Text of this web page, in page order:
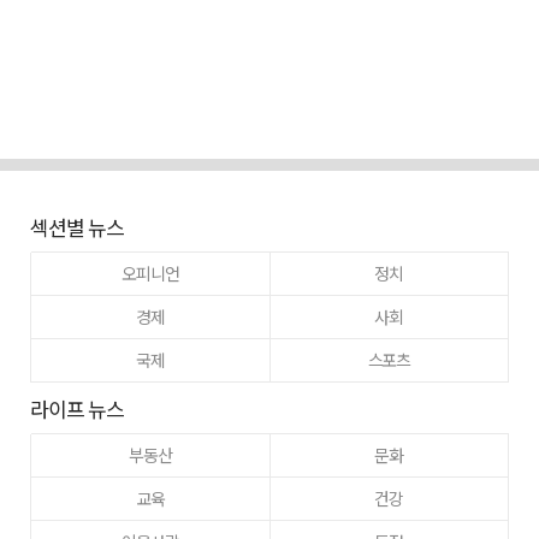
섹션별 뉴스
오피니언
정치
경제
사회
국제
스포츠
라이프 뉴스
부동산
문화
교육
건강